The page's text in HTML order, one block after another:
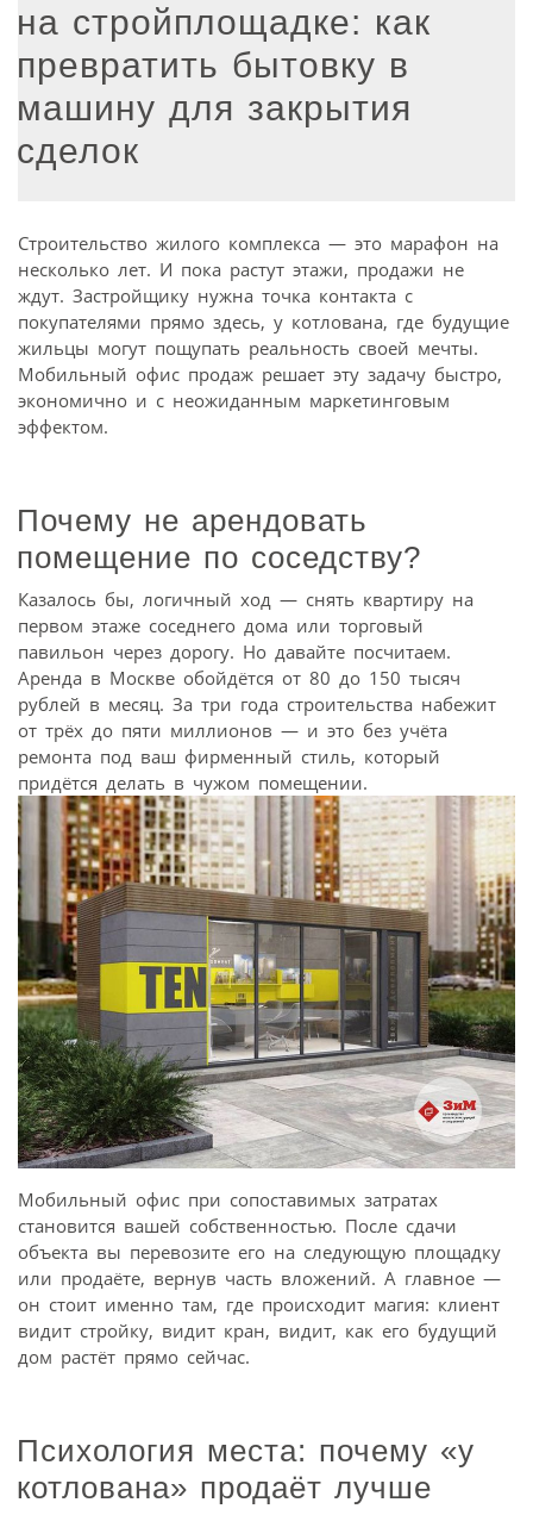
на стройплощадке: как
превратить бытовку в
машину для закрытия
сделок
Строительство жилого комплекса — это марафон на
несколько лет. И пока растут этажи, продажи не
ждут. Застройщику нужна точка контакта с
покупателями прямо здесь, у котлована, где будущие
жильцы могут пощупать реальность своей мечты.
Мобильный офис продаж решает эту задачу быстро,
экономично и с неожиданным маркетинговым
эффектом.
Почему не арендовать
помещение по соседству?
Казалось бы, логичный ход — снять квартиру на
первом этаже соседнего дома или торговый
павильон через дорогу. Но давайте посчитаем.
Аренда в Москве обойдётся от 80 до 150 тысяч
рублей в месяц. За три года строительства набежит
от трёх до пяти миллионов — и это без учёта
ремонта под ваш фирменный стиль, который
придётся делать в чужом помещении.
Мобильный офис при сопоставимых затратах
становится вашей собственностью. После сдачи
объекта вы перевозите его на следующую площадку
или продаёте, вернув часть вложений. А главное —
он стоит именно там, где происходит магия: клиент
видит стройку, видит кран, видит, как его будущий
дом растёт прямо сейчас.
Психология места: почему «у
котлована» продаёт лучше